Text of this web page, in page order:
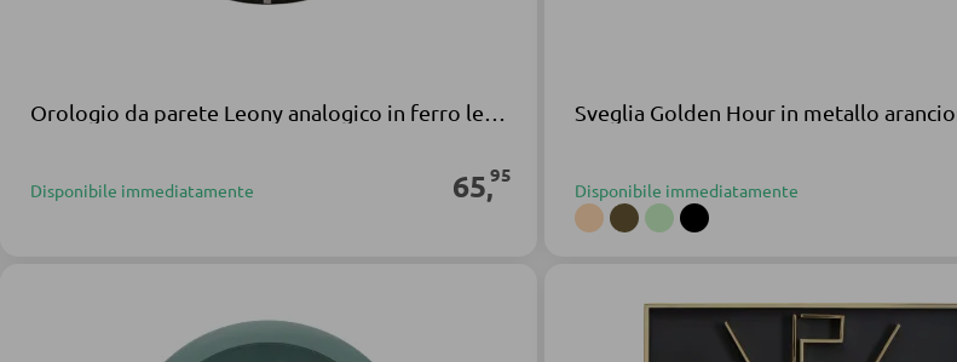
Disponibile immediatamente 65,95
Sveglia Golden Hour in metallo
Disponibile immediatamente